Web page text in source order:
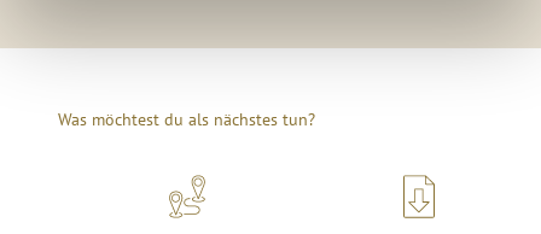
Was möchtest du als nächstes tun?